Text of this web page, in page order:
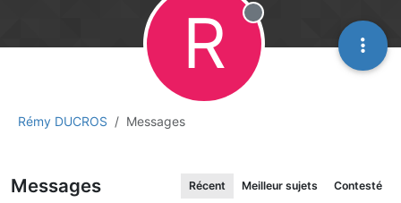
Rémy DUCROS Messages
R Hors-ligne
Messages Récent Meilleur sujets Contesté